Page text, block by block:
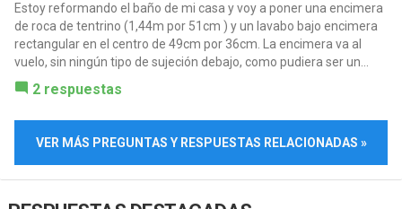
Estoy reformando el baño de mi casa y voy a poner una encimera
de roca de tentrino (1,44m por 51cm ) y un lavabo bajo encimera
rectangular en el centro de 49cm por 36cm. La encimera va al
vuelo, sin ningún tipo de sujeción debajo, como pudiera ser un...
2 respuestas
VER MÁS PREGUNTAS Y RESPUESTAS RELACIONADAS »